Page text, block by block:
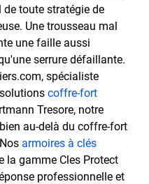
toute stratégie de
Une trousseau mal
une faille aussi
serrure défaillante.
spécialiste
coffre-fort
Tresore, notre
au-delà du coffre-fort
armoires à clés
la gamme Cles Protect
professionnelle et